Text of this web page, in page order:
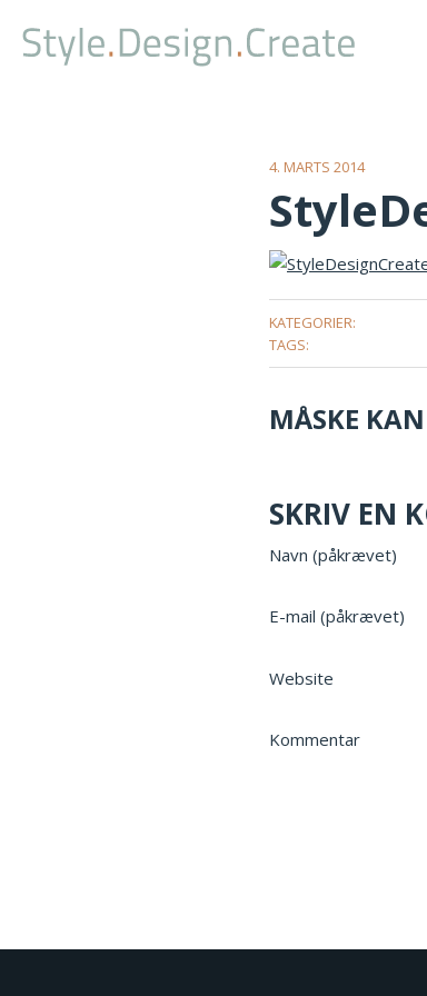
4. MARTS 2014
KATEGORIER:
TAGS:
MÅSKE
SKRIV EN
Navn (påkrævet)
E-mail (påkrævet)
Website
Kommentar